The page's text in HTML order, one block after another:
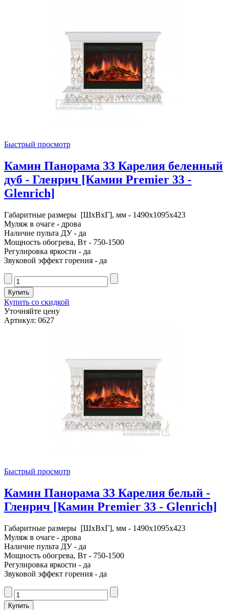
Быстрый просмотр
Камин Панорама 33 Карелия беленный
дуб - Гленрич [Камин Premier 33 -
Glenrich]
Габаритные размеры [ШxВxГ], мм - 1490x1095x423
Муляж в очаге - дрова
Наличие пульта ДУ - да
Мощность обогрева, Вт - 750-1500
Регулировка яркости - да
Звуковой эффект горения - да
Купить со скидкой
Уточняйте цену
Артикул: 0627
Быстрый просмотр
Камин Панорама 33 Карелия белый -
Гленрич [Камин Premier 33 - Glenrich]
Габаритные размеры [ШxВxГ], мм - 1490x1095x423
Муляж в очаге - дрова
Наличие пульта ДУ - да
Мощность обогрева, Вт - 750-1500
Регулировка яркости - да
Звуковой эффект горения - да